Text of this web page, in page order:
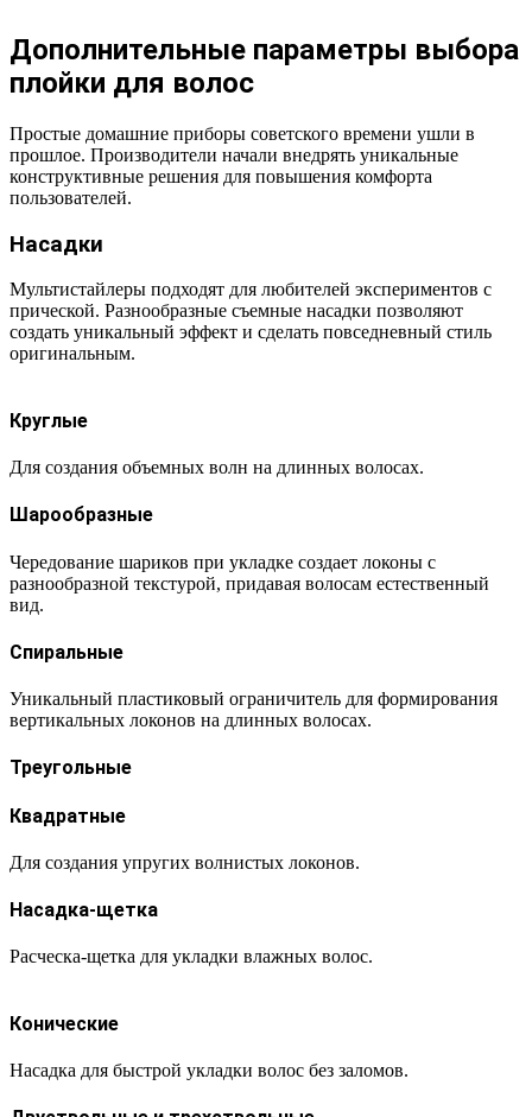
Дополнительные параметры выбора
плойки для волос
Простые домашние приборы советского времени ушли в
прошлое. Производители начали внедрять уникальные
конструктивные решения для повышения комфорта
пользователей.
Насадки
Мультистайлеры подходят для любителей экспериментов с
прической. Разнообразные съемные насадки позволяют
создать уникальный эффект и сделать повседневный стиль
оригинальным.
Круглые
Для создания объемных волн на длинных волосах.
Шарообразные
Чередование шариков при укладке создает локоны с
разнообразной текстурой, придавая волосам естественный
вид.
Спиральные
Уникальный пластиковый ограничитель для формирования
вертикальных локонов на длинных волосах.
Треугольные
Квадратные
Для создания упругих волнистых локонов.
Насадка-щетка
Расческа-щетка для укладки влажных волос.
Конические
Насадка для быстрой укладки волос без заломов.